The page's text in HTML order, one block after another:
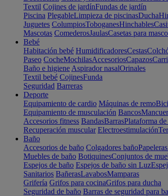
Textil Cojines de jardínFundas de jardín
Piscina PlegableLimpieza de piscinasDucha
Juguetes ColumpiosToboganesHinchables
Mascotas ComederosJaulasCasetas para
Bebé
Habitación bebé HumidificadoresCestas
Paseo CocheMochilasAccesoriosCapazos
Baño e higiene Aspirador nasalOrinales
Textil bebé CojinesFunda
Seguridad Barreras
Deporte
Equipamiento de cardio Máquinas de remo
Equipamiento de musculación Bancos
Accesorios fitness BandasBarrasPlataforma de
Recuperación muscular Electroestimulación
Baño
Accesorios de baño Colgadores bañoPapeleras
Muebles de baño BotiquinesConjuntos de
Espejos de baño Espejos de baño sin Luz
Sanitarios BañerasLavabosMamparas
Grifería Grifos para cocinaGrifos para ducha
Seguridad de baño Barras de seguridad para